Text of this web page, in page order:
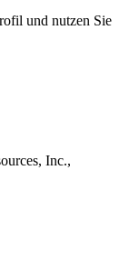
und nutzen Sie
Inc.,